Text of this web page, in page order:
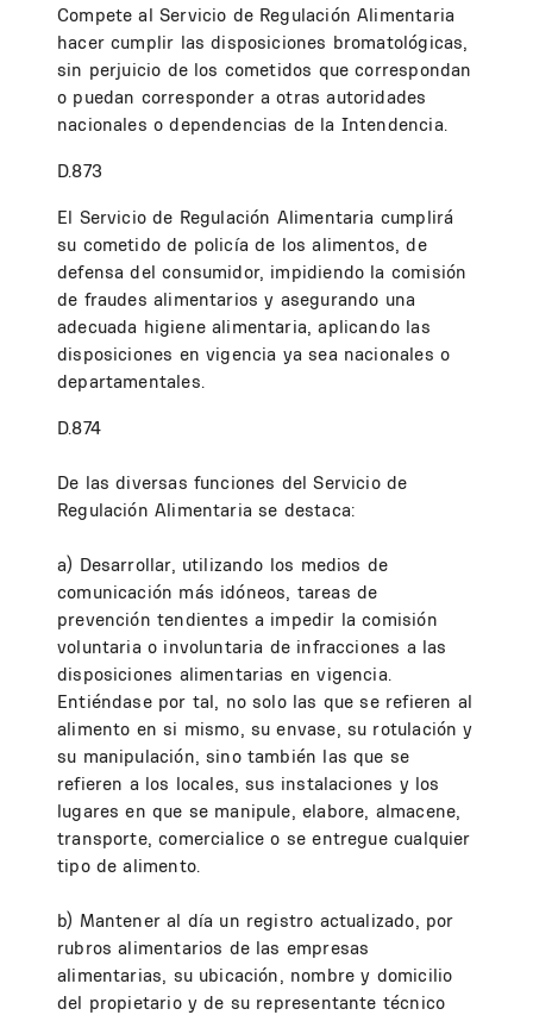
Compete al Servicio de Regulación Alimentaria
hacer cumplir las disposiciones bromatológicas,
sin perjuicio de los cometidos que correspondan
o puedan corresponder a otras autoridades
nacionales o dependencias de la Intendencia.
D.873
El Servicio de Regulación Alimentaria cumplirá
su cometido de policía de los alimentos, de
defensa del consumidor, impidiendo la comisión
de fraudes alimentarios y asegurando una
adecuada higiene alimentaria, aplicando las
disposiciones en vigencia ya sea nacionales o
departamentales.
D.874
De las diversas funciones del Servicio de
Regulación Alimentaria se destaca:
a) Desarrollar, utilizando los medios de
comunicación más idóneos, tareas de
prevención tendientes a impedir la comisión
voluntaria o involuntaria de infracciones a las
disposiciones alimentarias en vigencia.
Entiéndase por tal, no solo las que se refieren al
alimento en si mismo, su envase, su rotulación y
su manipulación, sino también las que se
refieren a los locales, sus instalaciones y los
lugares en que se manipule, elabore, almacene,
transporte, comercialice o se entregue cualquier
tipo de alimento.
b) Mantener al día un registro actualizado, por
rubros alimentarios de las empresas
alimentarias, su ubicación, nombre y domicilio
del propietario y de su representante técnico